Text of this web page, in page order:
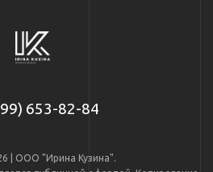
653-82-84
| ООО "Ирина Кузина".